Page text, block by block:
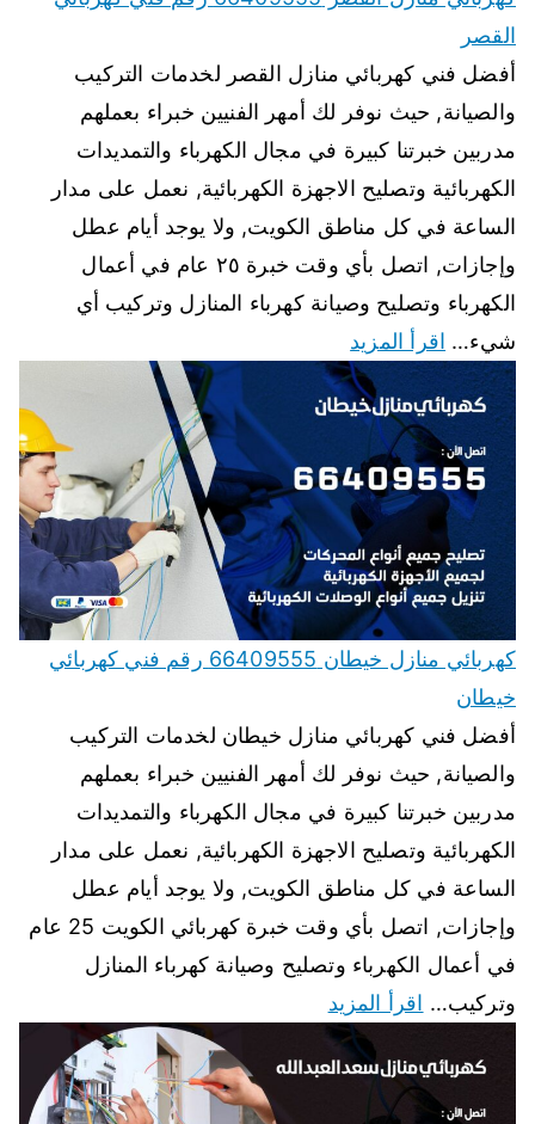
القصر
أفضل فني كهربائي منازل القصر لخدمات التركيب
والصيانة, حيث نوفر لك أمهر الفنيين خبراء بعملهم
مدربين خبرتنا كبيرة في مجال الكهرباء والتمديدات
الكهربائية وتصليح الاجهزة الكهربائية, نعمل على مدار
الساعة في كل مناطق الكويت, ولا يوجد أيام عطل
وإجازات, اتصل بأي وقت خبرة ٢٥ عام في أعمال
الكهرباء وتصليح وصيانة كهرباء المنازل وتركيب أي
شيء… اقرأ المزيد
كهربائي منازل خيطان 66409555 رقم فني كهربائي
خيطان
أفضل فني كهربائي منازل خيطان لخدمات التركيب
والصيانة, حيث نوفر لك أمهر الفنيين خبراء بعملهم
مدربين خبرتنا كبيرة في مجال الكهرباء والتمديدات
الكهربائية وتصليح الاجهزة الكهربائية, نعمل على مدار
الساعة في كل مناطق الكويت, ولا يوجد أيام عطل
وإجازات, اتصل بأي وقت خبرة كهربائي الكويت 25 عام
في أعمال الكهرباء وتصليح وصيانة كهرباء المنازل
وتركيب… اقرأ المزيد